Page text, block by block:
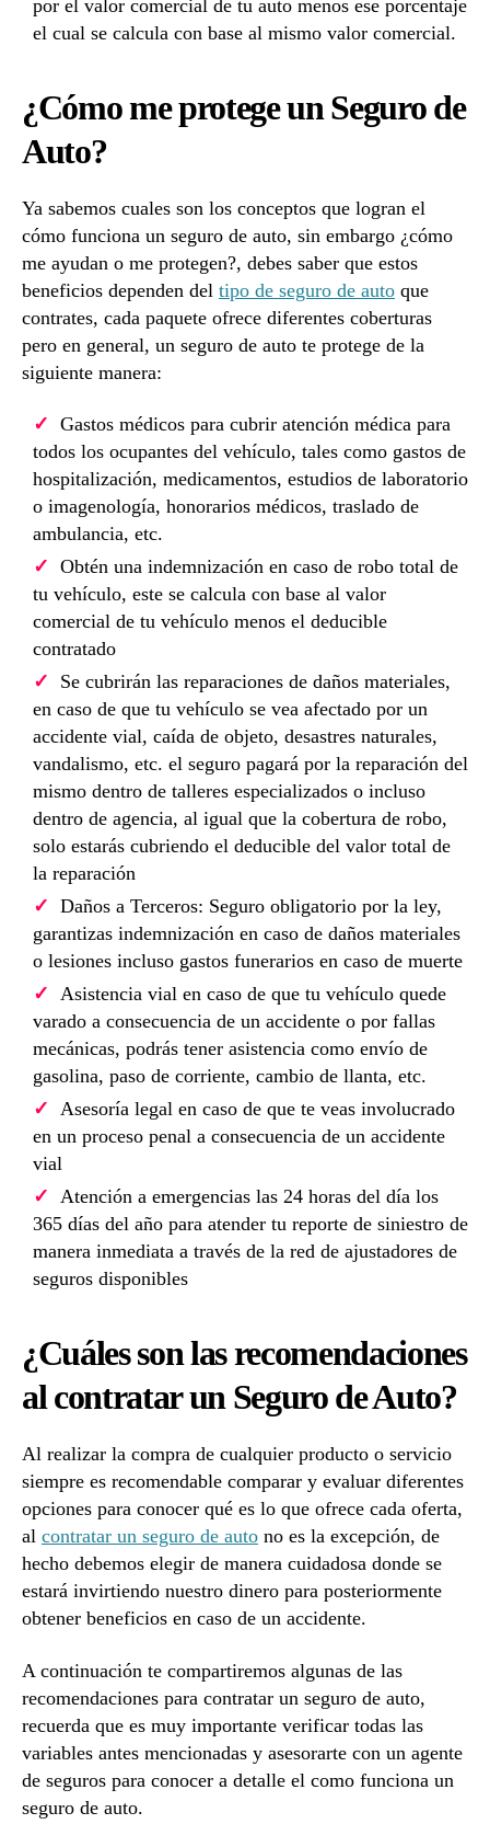
por el valor comercial de tu auto menos ese porcentaje
el cual se calcula con base al mismo valor comercial.
¿Cómo me protege un Seguro de
Auto?
Ya sabemos cuales son los conceptos que logran el
cómo funciona un seguro de auto, sin embargo ¿cómo
me ayudan o me protegen?, debes saber que estos
beneficios dependen del tipo de seguro de auto que
contrates, cada paquete ofrece diferentes coberturas
pero en general, un seguro de auto te protege de la
siguiente manera:
Gastos médicos para cubrir atención médica para
todos los ocupantes del vehículo, tales como gastos de
hospitalización, medicamentos, estudios de laboratorio
o imagenología, honorarios médicos, traslado de
ambulancia, etc.
Obtén una indemnización en caso de robo total de
tu vehículo, este se calcula con base al valor
comercial de tu vehículo menos el deducible
contratado
Se cubrirán las reparaciones de daños materiales,
en caso de que tu vehículo se vea afectado por un
accidente vial, caída de objeto, desastres naturales,
vandalismo, etc. el seguro pagará por la reparación del
mismo dentro de talleres especializados o incluso
dentro de agencia, al igual que la cobertura de robo,
solo estarás cubriendo el deducible del valor total de
la reparación
Daños a Terceros: Seguro obligatorio por la ley,
garantizas indemnización en caso de daños materiales
o lesiones incluso gastos funerarios en caso de muerte
Asistencia vial en caso de que tu vehículo quede
varado a consecuencia de un accidente o por fallas
mecánicas, podrás tener asistencia como envío de
gasolina, paso de corriente, cambio de llanta, etc.
Asesoría legal en caso de que te veas involucrado
en un proceso penal a consecuencia de un accidente
vial
Atención a emergencias las 24 horas del día los
365 días del año para atender tu reporte de siniestro de
manera inmediata a través de la red de ajustadores de
seguros disponibles
¿Cuáles son las recomendaciones
al contratar un Seguro de Auto?
Al realizar la compra de cualquier producto o servicio
siempre es recomendable comparar y evaluar diferentes
opciones para conocer qué es lo que ofrece cada oferta,
al contratar un seguro de auto no es la excepción, de
hecho debemos elegir de manera cuidadosa donde se
estará invirtiendo nuestro dinero para posteriormente
obtener beneficios en caso de un accidente.
A continuación te compartiremos algunas de las
recomendaciones para contratar un seguro de auto,
recuerda que es muy importante verificar todas las
variables antes mencionadas y asesorarte con un agente
de seguros para conocer a detalle el como funciona un
seguro de auto.